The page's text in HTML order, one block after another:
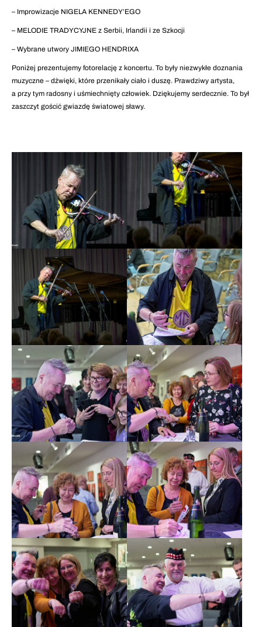
– Improwizacje NIGELA KENNEDY’EGO
– MELODIE TRADYCYJNE z Serbii, Irlandii i ze Szkocji
– Wybrane utwory JIMIEGO HENDRIXA
Poniżej prezentujemy fotorelację z koncertu. To były niezwykłe doznania
muzyczne – dźwięki, które przenikały ciało i duszę. Prawdziwy artysta,
a przy tym radosny i uśmiechnięty człowiek. Dziękujemy serdecznie. To był
zaszczyt gościć gwiazdę światowej sławy.